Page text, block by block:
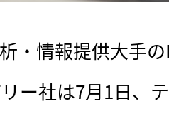
・情報提供大手
ー社は7月1日、